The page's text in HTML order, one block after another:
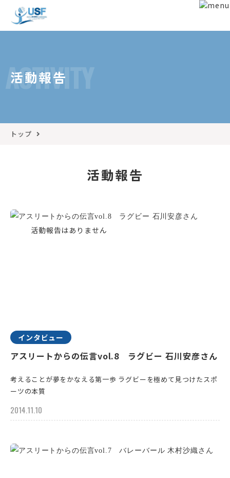
ACTIVITY
活動報告
トップ
活動報告
インタビュー
アスリートからの伝言vol.8 ラグビー 石川安彦さん
考えることが夢をかなえる第一歩 ラグビーを極めて見つけたスポ
ーツの本質
2014.11.10